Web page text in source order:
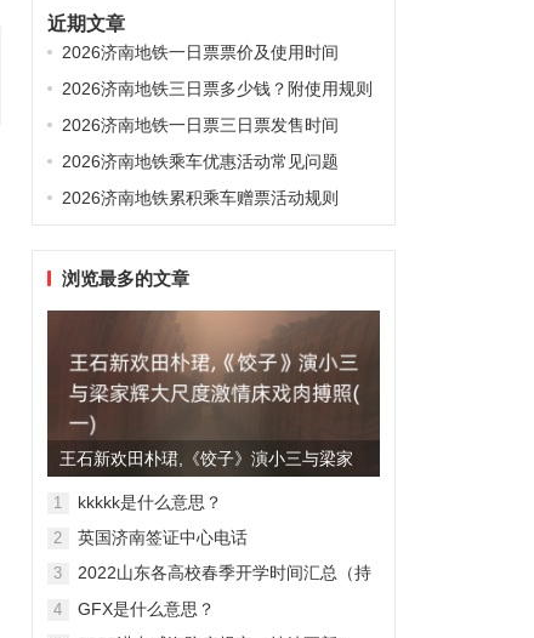
近期文章
2026济南地铁一日票票价及使用时间
2026济南地铁三日票多少钱？附使用规则
2026济南地铁一日票三日票发售时间
2026济南地铁乘车优惠活动常见问题
2026济南地铁累积乘车赠票活动规则
浏览最多的文章
王石新欢田朴珺,《饺子》演小三与梁家
辉大尺度激情床戏肉搏照(...
1 kkkkk是什么意思？
2 英国济南签证中心电话
3
2022山东各高校春季开学时间汇总（持
4 GFX是什么意思？